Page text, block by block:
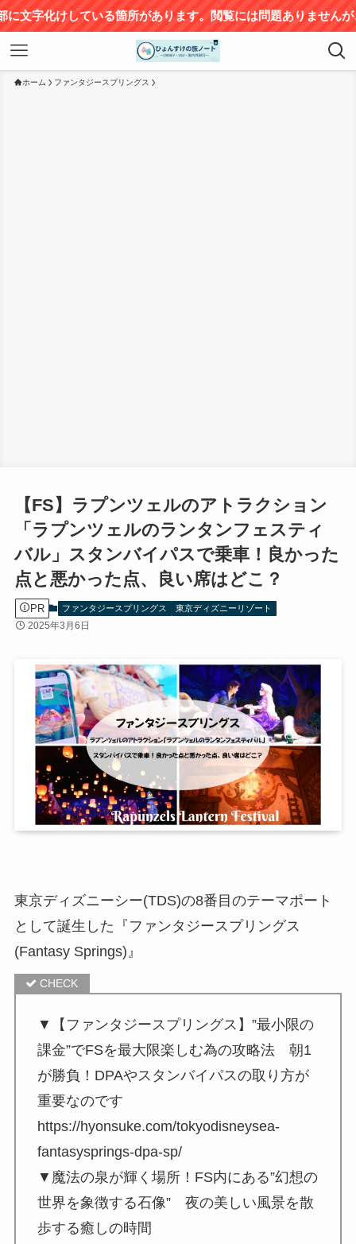
サイ
ホーム ファンタジースプリングス
【FS】ラプンツェルのアトラクション
「ラプンツェルのランタンフェスティ
バル」スタンバイパスで乗車！良かった
点と悪かった点、良い席はどこ？
PR ファンタジースプリングス 東京ディズニーリゾート
2025年3月6日
東京ディズニーシー(TDS)の8番目のテーマポート
として誕生した 『ファンタジースプリングス
(Fantasy Springs)』
▼【ファンタジースプリングス】”最小限の
課金”でFSを最大限楽しむ為の攻略法 朝1
が勝負！DPAやスタンバイパスの取り方が
重要なのです
https://hyonsuke.com/tokyodisneysea-
fantasysprings-dpa-sp/
▼魔法の泉が輝く場所！FS内にある”幻想の
世界を象徴する石像” 夜の美しい風景を散
歩する癒しの時間